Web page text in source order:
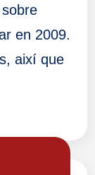
en 2009.
així que